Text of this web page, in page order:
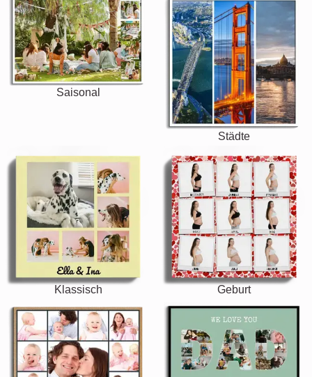
Saisonal
Städte
Klassisch Geburt